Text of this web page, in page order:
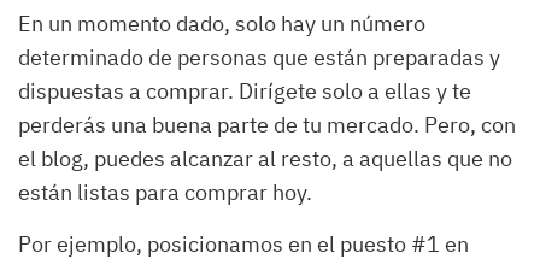
En un momento dado, solo hay un número
determinado de personas que están preparadas y
dispuestas a comprar. Dirígete solo a ellas y te
perderás una buena parte de tu mercado. Pero, con
el blog, puedes alcanzar al resto, a aquellas que no
están listas para comprar hoy.
Por ejemplo, posicionamos en el puesto #1 en